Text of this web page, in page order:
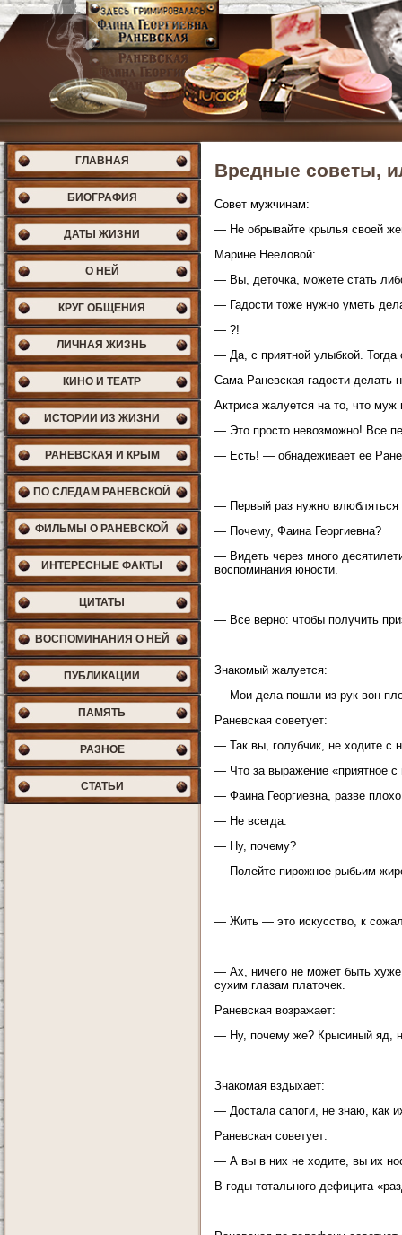
ГЛАВНАЯ
БИОГРАФИЯ
ДАТЫ ЖИЗНИ
О НЕЙ
КРУГ ОБЩЕНИЯ
ЛИЧНАЯ ЖИЗНЬ
КИНО И ТЕАТР
ИСТОРИИ ИЗ ЖИЗНИ
РАНЕВСКАЯ И КРЫМ
ПО СЛЕДАМ РАНЕВСКОЙ
ФИЛЬМЫ О РАНЕВСКОЙ
ИНТЕРЕСНЫЕ ФАКТЫ
ЦИТАТЫ
ВОСПОМИНАНИЯ О НЕЙ
ПУБЛИКАЦИИ
ПАМЯТЬ
РАЗНОЕ
СТАТЬИ
Вредные советы,
Совет мужчинам:
— Не обрывайте крылья своей
Марине Нееловой:
— Вы, деточка, можете стать
— Гадости тоже нужно уметь
— ?!
— Да, с приятной улыбкой. Тогда
Сама Раневская гадости делать
Актриса жалуется на то, что муж
— Это просто невозможно! Все
— Есть! — обнадеживает ее
— Первый раз нужно влюбляться
— Почему, Фаина Георгиевна?
— Видеть через много
воспоминания юности.
— Все верно: чтобы получить
Знакомый жалуется:
— Мои дела пошли из рук вон
Раневская советует:
— Так вы, голубчик, не ходите с
— Что за выражение «приятное с
— Фаина Георгиевна, разве
— Не всегда.
— Ну, почему?
— Полейте пирожное рыбьим
— Жить — это искусство, к
— Ах, ничего не может быть
сухим глазам платочек.
Раневская возражает:
— Ну, почему же? Крысиный яд,
Знакомая вздыхает:
— Достала сапоги, не знаю, как
Раневская советует:
— А вы в них не ходите, вы их
В годы тотального дефицита